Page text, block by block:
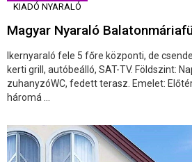
KIADÓ NYARALÓ
Magyar Nyaraló
Ikernyaraló fele 5 főre központi, de
kerti grill, autóbeálló, SAT-TV. Földszint:
zuhanyzóWC, fedett terasz. Emelet:
háromá ...